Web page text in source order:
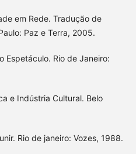
em Rede. Tradução de
Paz e Terra, 2005.
Espetáculo. Rio de Janeiro:
e Indústria Cultural. Belo
Rio de janeiro: Vozes, 1988.